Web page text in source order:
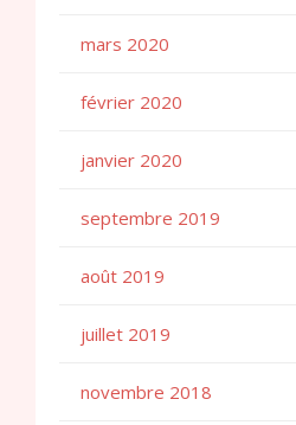
mars 2020
février 2020
janvier 2020
septembre 2019
août 2019
juillet 2019
novembre 2018